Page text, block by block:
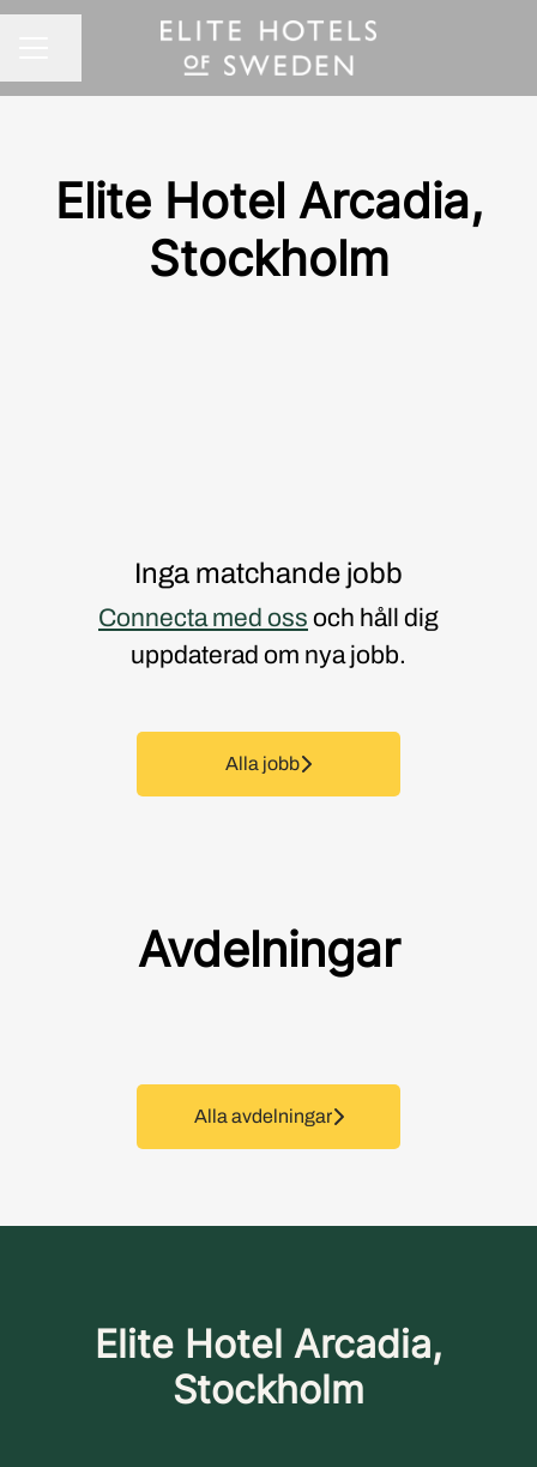
Elite Hotel Arcadia,
Stockholm
Inga matchande jobb
Connecta med oss och håll dig
uppdaterad om nya jobb.
Alla jobb
Avdelningar
Praktik och Examensarbete
Revenue Management
Alla avdelningar
Elite Hotel Arcadia,
Stockholm